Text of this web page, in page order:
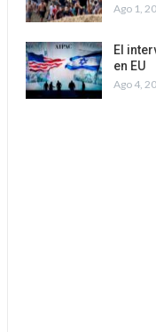
Ago 1,
El
en EU
Ago 4,